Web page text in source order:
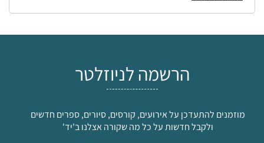
הרשמה לניוזלטר
מוזמנים להתעדכן על אירועים, קורסים, סיורים, ספרים חדשים
ולקבל חדשות על כל מה שקורה אצלנו ב'יד'